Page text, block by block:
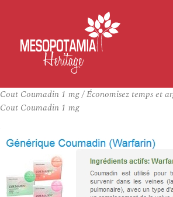
Cout Coumadin 1 mg / Économisez temps et
Cout Coumadin 1 mg